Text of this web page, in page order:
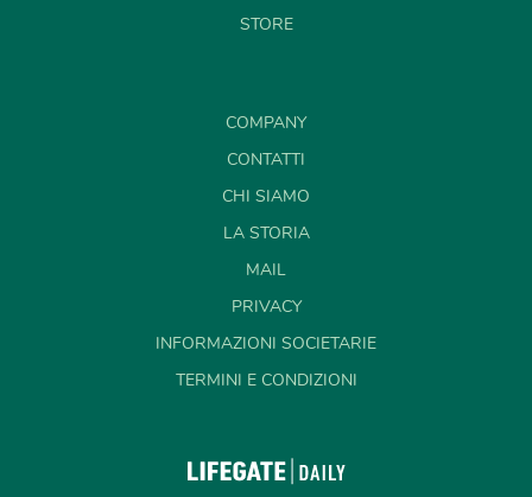
STORE
COMPANY
CONTATTI
CHI SIAMO
LA STORIA
MAIL
PRIVACY
INFORMAZIONI SOCIETARIE
TERMINI E CONDIZIONI